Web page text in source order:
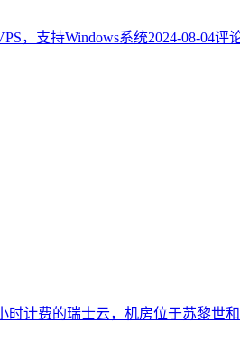
，支持Windows系统2024-08-04评
时计费的瑞士云，机房位于苏黎世